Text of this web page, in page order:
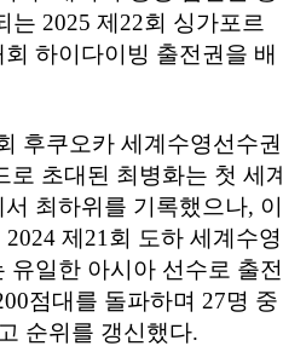
는 2025 제 22회 싱가포르
하이다이빙 출전권을 배
후쿠오카 세계수영선수권
로 초대된 최병화는 첫 세
최하위를 기록했으나, 이
2024 제 21 회 도하 세계수영
유일한 아시아 선수로 출전
점대를 돌파하며 27명 중
순위를 갱신했다.